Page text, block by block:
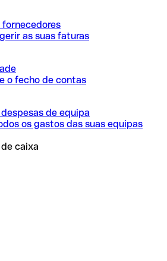
fornecedores
as suas faturas
o fecho de contas
de equipa
os gastos das suas equipas
caixa